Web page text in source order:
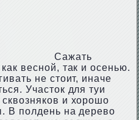
Сажать
весной, так и осенью.
не стоит, иначе
Участок для туи
и хорошо
В полдень на дерево